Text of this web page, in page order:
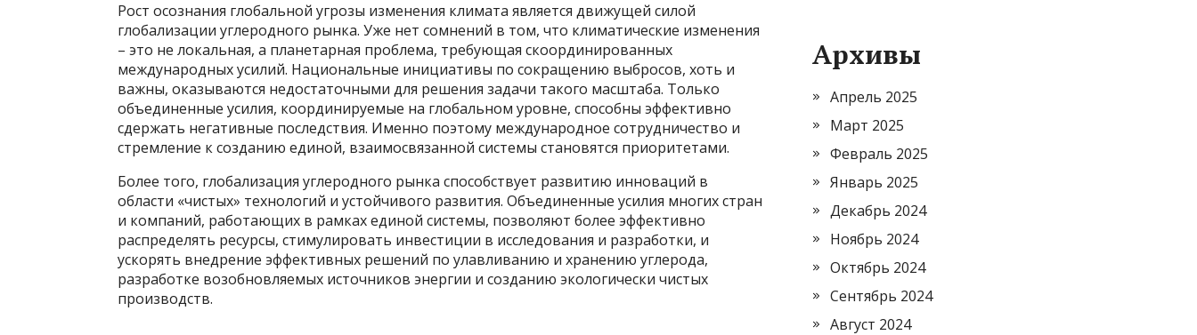
Рост осознания глобальной угрозы изменения климата является движущей силой
глобализации углеродного рынка. Уже нет сомнений в том, что климатические изменения
– это не локальная, а планетарная проблема, требующая скоординированных
международных усилий. Национальные инициативы по сокращению выбросов, хоть и
важны, оказываются недостаточными для решения задачи такого масштаба. Только
объединенные усилия, координируемые на глобальном уровне, способны эффективно
сдержать негативные последствия. Именно поэтому международное сотрудничество и
стремление к созданию единой, взаимосвязанной системы становятся приоритетами.
Более того, глобализация углеродного рынка способствует развитию инноваций в
области «чистых» технологий и устойчивого развития. Объединенные усилия многих стран
и компаний, работающих в рамках единой системы, позволяют более эффективно
распределять ресурсы, стимулировать инвестиции в исследования и разработки, и
ускорять внедрение эффективных решений по улавливанию и хранению углерода,
разработке возобновляемых источников энергии и созданию экологически чистых
производств.
Архивы
Апрель 2025
Март 2025
Февраль 2025
Январь 2025
Декабрь 2024
Ноябрь 2024
Октябрь 2024
Сентябрь 2024
Август 2024